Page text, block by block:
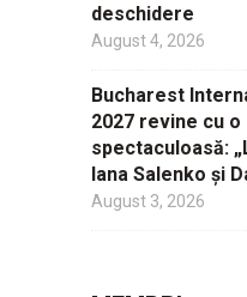
deschidere
August 4, 2026
Bucharest
2027 revine cu
spectaculoasă:
Iana Salenko și
August 3, 2026